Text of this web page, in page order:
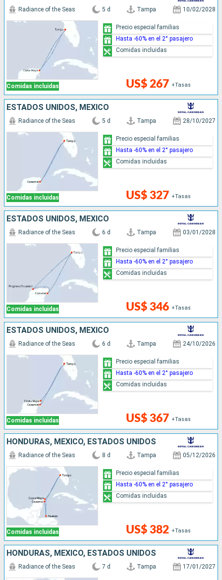
Comidas incluidas
Radiance of the Seas 5 d Tampa 10/02/2028
US$ 267 +Tasas
Precio especial familias
Hasta -60% en el 2° pasajero
Comidas incluidas
ESTADOS UNIDOS, MÉXICO
Comidas incluidas
Radiance of the Seas 5 d Tampa 28/10/2027
US$ 327 +Tasas
Precio especial familias
Hasta -60% en el 2° pasajero
Comidas incluidas
ESTADOS UNIDOS, MÉXICO
Comidas incluidas
Radiance of the Seas 6 d Tampa 03/01/2028
US$ 346 +Tasas
Precio especial familias
Hasta -60% en el 2° pasajero
Comidas incluidas
ESTADOS UNIDOS, MÉXICO
Comidas incluidas
Radiance of the Seas 6 d Tampa 24/10/2026
US$ 367 +Tasas
Precio especial familias
Hasta -60% en el 2° pasajero
Comidas incluidas
HONDURAS, MÉXICO, ESTADOS UNIDOS
Comidas incluidas
Radiance of the Seas 8 d Tampa 05/12/2026
US$ 382 +Tasas
Precio especial familias
Hasta -60% en el 2° pasajero
Comidas incluidas
HONDURAS, MÉXICO, ESTADOS UNIDOS
Radiance of the Seas 7 d Tampa 17/01/2027